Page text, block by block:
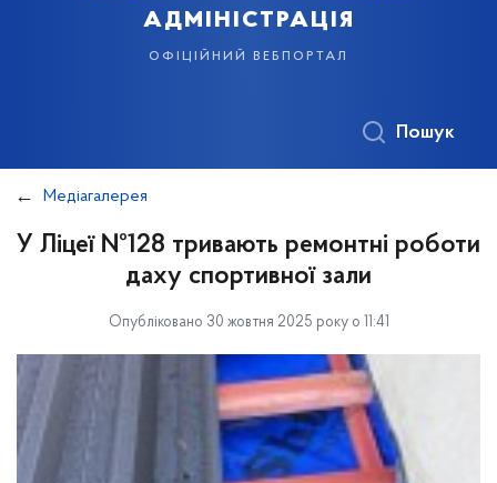
адміністрація
офіційний вебпортал
Пошук
Медіагалерея
У Ліцеї №128 тривають ремонтні роботи
даху спортивної зали
Опубліковано 30 жовтня 2025 року о 11:41